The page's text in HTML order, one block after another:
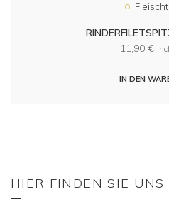
11,90 €
IN DEN
HIER FINDEN SIE UNS